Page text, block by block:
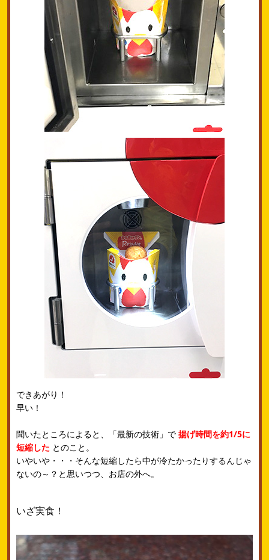
できあがり！
早い！
聞いたところによると、「最新の技術」で 揚げ時間を約1/5に
短縮した とのこと。
いやいや・・・そんな短縮したら中が冷たかったりするんじゃ
ないの～？と思いつつ、お店の外へ。
いざ実食！